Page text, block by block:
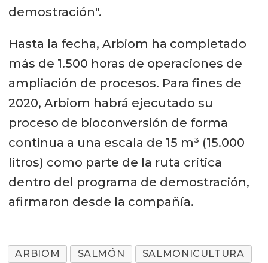
demostración".
Hasta la fecha, Arbiom ha completado
más de 1.500 horas de operaciones de
ampliación de procesos. Para fines de
2020, Arbiom habrá ejecutado su
proceso de bioconversión de forma
continua a una escala de 15 m³ (15.000
litros) como parte de la ruta crítica
dentro del programa de demostración,
afirmaron desde la compañía.
ARBIOM SALMÓN SALMONICULTURA